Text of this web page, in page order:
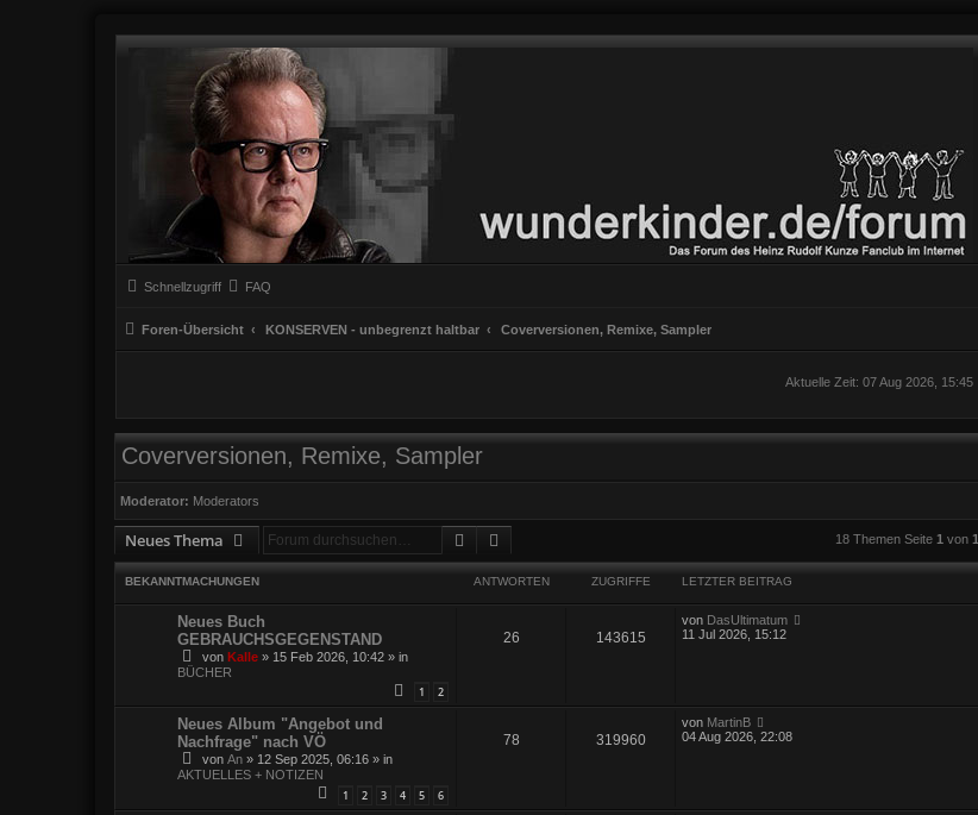
Schnellzugriff FAQ
Foren-Übersicht KONSERVEN - unbegrenzt haltbar Coverversionen, Remixe, Sampler
Aktuelle Zeit: 07 Aug 2026, 15:45
Coverversionen, Remixe, Sampler
Moderator: Moderators
Neues Thema Suche 18 Themen Seite 1 von 1
BEKANNTMACHUNGEN ANTWORTEN ZUGRIFFE LETZTER BEITRAG
Neues Buch
GEBRAUCHSGEGENSTAND
von Kalle » 15 Feb 2026, 10:42 » in
BÜCHER
1 2
26 143615
von DasUltimatum
11 Jul 2026, 15:12
Neues Album "Angebot und
Nachfrage" nach VÖ
von An » 12 Sep 2025, 06:16 » in
AKTUELLES + NOTIZEN
1 2 3 4 5 6
78 319960
von MartinB
04 Aug 2026, 22:08